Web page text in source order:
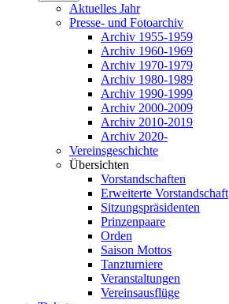
Aktuelles Jahr
Presse- und Fotoarchiv
Archiv 1955-1959
Archiv 1960-1969
Archiv 1970-1979
Archiv 1980-1989
Archiv 1990-1999
Archiv 2000-2009
Archiv 2010-2019
Archiv 2020-
Vereinsgeschichte
Übersichten
Vorstandschaften
Erweiterte Vorstandschaft
Sitzungspräsidenten
Prinzenpaare
Orden
Saison Mottos
Tanzturniere
Veranstaltungen
Vereinsausflüge